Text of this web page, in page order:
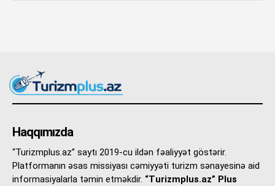
Haqqımızda
“Turizmplus.az” saytı 2019-cu ildən fəaliyyət göstərir.
Platformanın əsas missiyası cəmiyyəti turizm sənayesinə aid
informasiyalarla təmin etməkdir. “Turizmplus.az” Plus